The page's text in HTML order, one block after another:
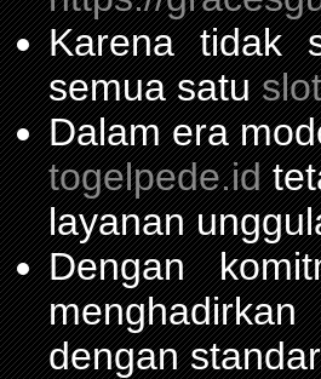
Karena tidak
semua satu
Dalam era
togelpede.id
layanan
Dengan
dengan